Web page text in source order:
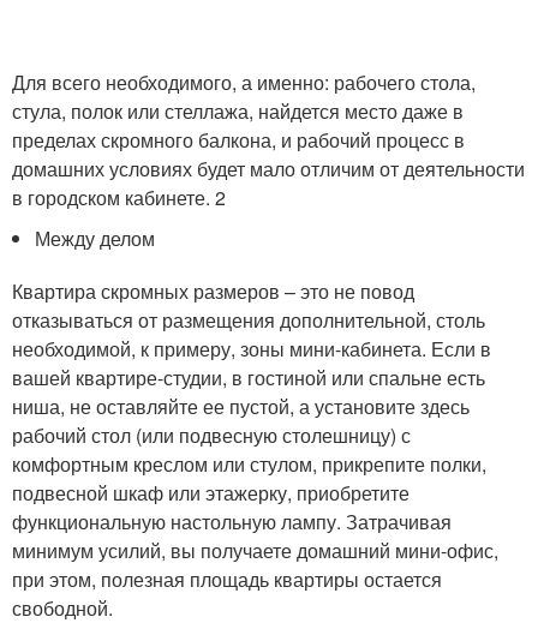
Для всего необходимого, а именно: рабочего стола,
стула, полок или стеллажа, найдется место даже в
пределах скромного балкона, и рабочий процесс в
домашних условиях будет мало отличим от деятельности
в городском кабинете. 2
Между делом
Квартира скромных размеров – это не повод
отказываться от размещения дополнительной, столь
необходимой, к примеру, зоны мини-кабинета. Если в
вашей квартире-студии, в гостиной или спальне есть
ниша, не оставляйте ее пустой, а установите здесь
рабочий стол (или подвесную столешницу) с
комфортным креслом или стулом, прикрепите полки,
подвесной шкаф или этажерку, приобретите
функциональную настольную лампу. Затрачивая
минимум усилий, вы получаете домашний мини-офис,
при этом, полезная площадь квартиры остается
свободной.